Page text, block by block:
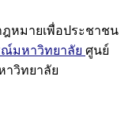
หมายเพื่อประชาชน
ณ์มหาวิทยาลัย ศูนย์
าวิทยาลัย